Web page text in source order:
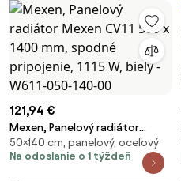
121,94 €
Mexen, Panelový radiátor
Mexen CV11 500 x 1400 mm,
spodné pripojenie, 1115 W, biely -
50×140 cm, panelový, oceľový
Na odoslanie o 1 týždeň